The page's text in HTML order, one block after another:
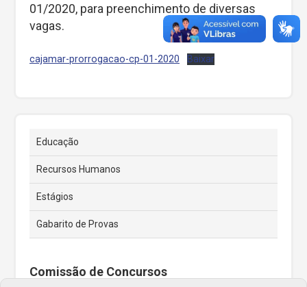
01/2020, para preenchimento de diversas
vagas.
cajamar-prorrogacao-cp-01-2020 Baixar
Educação
Recursos Humanos
Estágios
Gabarito de Provas
Comissão de Concursos